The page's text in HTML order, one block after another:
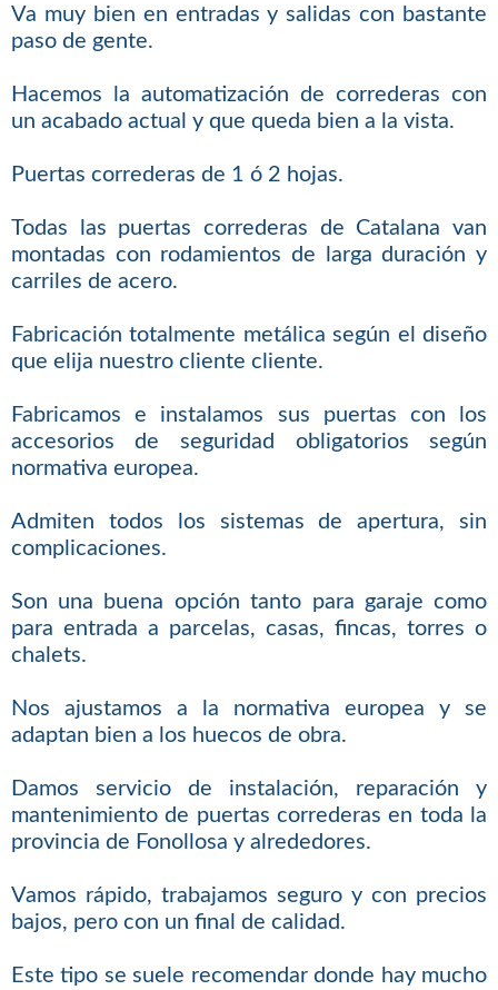
Va muy bien en entradas y salidas con bastante
paso de gente.
Hacemos la automatización de correderas con
un acabado actual y que queda bien a la vista.
Puertas correderas de 1 ó 2 hojas.
Todas las puertas correderas de Catalana van
montadas con rodamientos de larga duración y
carriles de acero.
Fabricación totalmente metálica según el diseño
que elija nuestro cliente cliente.
Fabricamos e instalamos sus puertas con los
accesorios de seguridad obligatorios según
normativa europea.
Admiten todos los sistemas de apertura, sin
complicaciones.
Son una buena opción tanto para garaje como
para entrada a parcelas, casas, fincas, torres o
chalets.
Nos ajustamos a la normativa europea y se
adaptan bien a los huecos de obra.
Damos servicio de instalación, reparación y
mantenimiento de puertas correderas en toda la
provincia de Fonollosa y alrededores.
Vamos rápido, trabajamos seguro y con precios
bajos, pero con un final de calidad.
Este tipo se suele recomendar donde hay mucho